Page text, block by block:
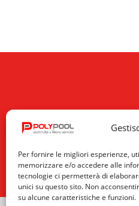
Per fornire le migliori esperienze,
memorizzare e/o accedere alle
tecnologie ci permetterà di
unici su questo sito. Non
su alcune caratteristiche e funzioni.